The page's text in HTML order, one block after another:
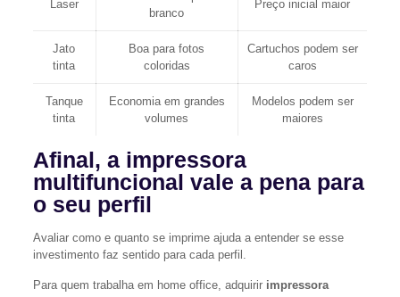
Laser
branco
Preço inicial maior
Jato
tinta
Boa para fotos
coloridas
Cartuchos podem ser
caros
Tanque
tinta
Economia em grandes
volumes
Modelos podem ser
maiores
Afinal, a impressora
multifuncional vale a pena para
o seu perfil
Avaliar como e quanto se imprime ajuda a entender se esse
investimento faz sentido para cada perfil.
Para quem trabalha em home office, adquirir impressora